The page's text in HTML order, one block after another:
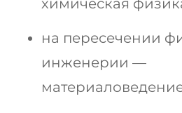
химическая
на пересечении
инженерии —